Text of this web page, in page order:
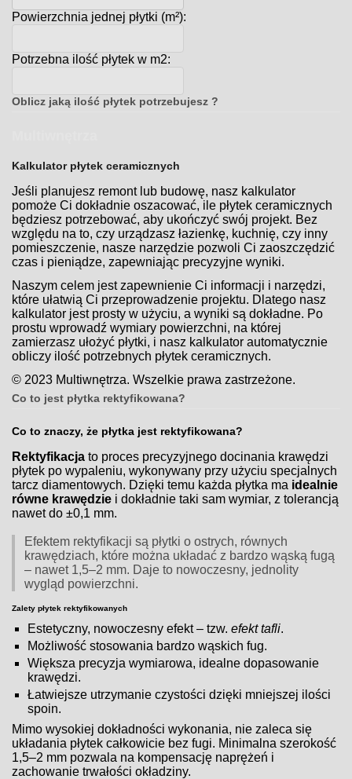
Powierzchnia jednej płytki (m²):
Potrzebna ilość płytek w m2:
Oblicz jaką ilość płytek potrzebujesz ?
Kalkulator płytek ceramicznych
Jeśli planujesz remont lub budowę, nasz kalkulator
pomoże Ci dokładnie oszacować, ile płytek ceramicznych
będziesz potrzebować, aby ukończyć swój projekt. Bez
względu na to, czy urządzasz łazienkę, kuchnię, czy inny
pomieszczenie, nasze narzędzie pozwoli Ci zaoszczędzić
czas i pieniądze, zapewniając precyzyjne wyniki.
Naszym celem jest zapewnienie Ci informacji i narzędzi,
które ułatwią Ci przeprowadzenie projektu. Dlatego nasz
kalkulator jest prosty w użyciu, a wyniki są dokładne. Po
prostu wprowadź wymiary powierzchni, na której
zamierzasz ułożyć płytki, i nasz kalkulator automatycznie
obliczy ilość potrzebnych płytek ceramicznych.
© 2023 Multiwnętrza. Wszelkie prawa zastrzeżone.
Co to jest płytka rektyfikowana?
Co to znaczy, że płytka jest rektyfikowana?
Rektyfikacja to proces precyzyjnego docinania krawędzi
płytek po wypaleniu, wykonywany przy użyciu specjalnych
tarcz diamentowych. Dzięki temu każda płytka ma idealnie
równe krawędzie i dokładnie taki sam wymiar, z tolerancją
nawet do ±0,1 mm.
Efektem rektyfikacji są płytki o ostrych, równych
krawędziach, które można układać z bardzo wąską fugą
– nawet 1,5–2 mm. Daje to nowoczesny, jednolity
wygląd powierzchni.
Zalety płytek rektyfikowanych
Estetyczny, nowoczesny efekt – tzw.efekt tafli.
Możliwość stosowania bardzo wąskich fug.
Większa precyzja wymiarowa, idealne dopasowanie
krawędzi.
Łatwiejsze utrzymanie czystości dzięki mniejszej ilości
spoin.
Mimo wysokiej dokładności wykonania, nie zaleca się
układania płytek całkowicie bez fugi. Minimalna szerokość
1,5–2 mm pozwala na kompensację naprężeń i
zachowanie trwałości okładziny.